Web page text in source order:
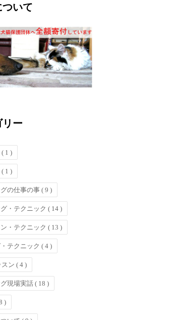
ね？ Cubaseでは今まで
が追加されたので紹介し...
ついて
ー
( 1 )
( 1 )
の仕事の事( 9 )
・テクニック ( 14 )
・テクニック ( 13 )
テクニック ( 4 )
ン ( 4 )
現場実話( 18 )
)